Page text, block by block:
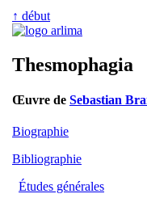
↑ début
Thesmophagia
Œuvre de Sebastian
Biographie
Bibliographie
Études générales